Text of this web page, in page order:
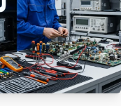
ortalama 90